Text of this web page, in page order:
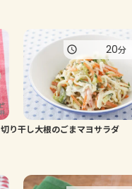
切り干し大根のごまマヨサラダ
20分